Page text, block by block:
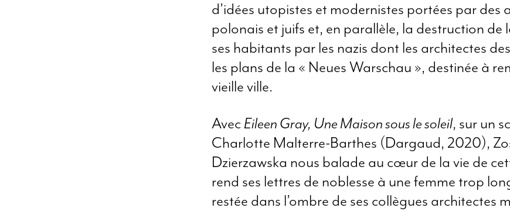
d’idées utopistes et modernistes portées par des
polonais et juifs et, en parallèle, la destruction de
ses habitants par les nazis dont les architectes
les plans de la « Neues Warschau », destinée à
vieille ville.
AvecEileen Gray, Une Maison sous le soleil, sur un
Charlotte Malterre-Barthes (Dargaud, 2020),
Dzierzawska nous balade au cœur de la vie de
rend ses lettres de noblesse à une femme trop
restée dans l’ombre de ses collègues architectes